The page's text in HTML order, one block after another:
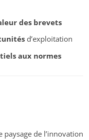
des brevets
d’exploitation
aux normes
de l’innovation